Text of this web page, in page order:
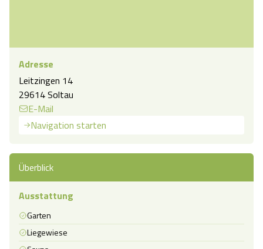
Adresse
Leitzingen 14
29614 Soltau
E-Mail
Navigation starten
Überblick
Ausstattung
Garten
Liegewiese